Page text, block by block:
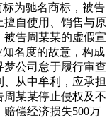
为驰名商标，被告
擅自使用、销售与原
告周某某的虚假宣
名度的故意，构成
公司怠于履行审查
从中牟利，应承担
某某停止侵权及不
偿经济损失500万